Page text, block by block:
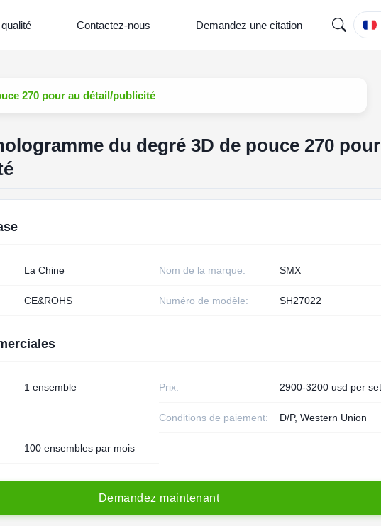
Contactez-nous Demandez une citation
270 pour au détail/publicité
du degré 3D de pouce 270
La Chine Nom de la marque: SMX
CE&ROHS Numéro de modèle: SH27022
1 ensemble Prix: 2900-3200 usd per
Conditions de paiement: D/P, Western Union
100 ensembles par mois
Demandez maintenant